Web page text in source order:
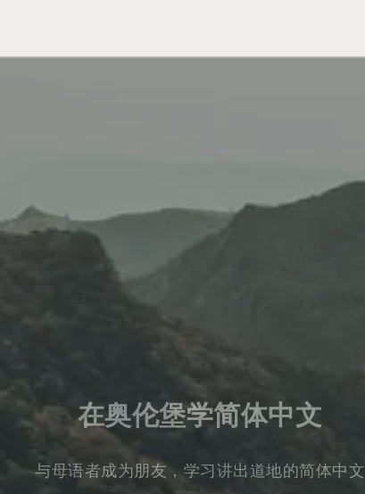
在奥伦堡学简体中文
与母语者成为朋友，学习讲出道地的简体中文